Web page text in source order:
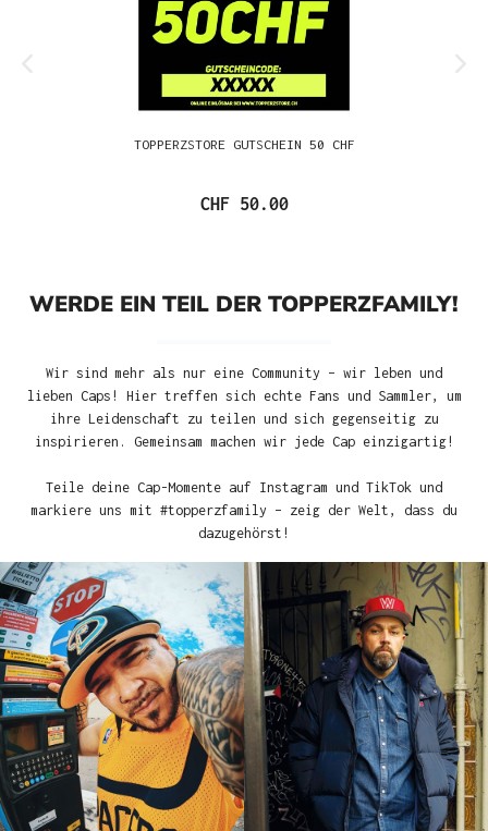
TOPPERZSTORE GUTSCHEIN 50 CHF
CHF 50.00
WERDE EIN TEIL DER TOPPERZFAMILY!
Wir sind mehr als nur eine Community – wir leben und
lieben Caps! Hier treffen sich echte Fans und Sammler, um
ihre Leidenschaft zu teilen und sich gegenseitig zu
inspirieren. Gemeinsam machen wir jede Cap einzigartig!
Teile deine Cap-Momente auf Instagram und TikTok und
markiere uns mit #topperzfamily – zeig der Welt, dass du
dazugehörst!